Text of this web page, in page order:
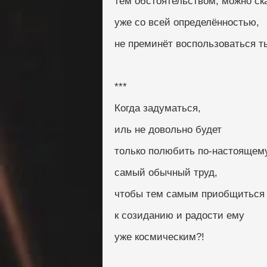
уже со всей определённостью,
не преминёт воспользоваться
***
Когда задуматься,
иль не довольно будет
только полюбить по-
самый обычный труд,
чтобы тем самым приобщиться
к созиданию и радости ему
уже космическим?!